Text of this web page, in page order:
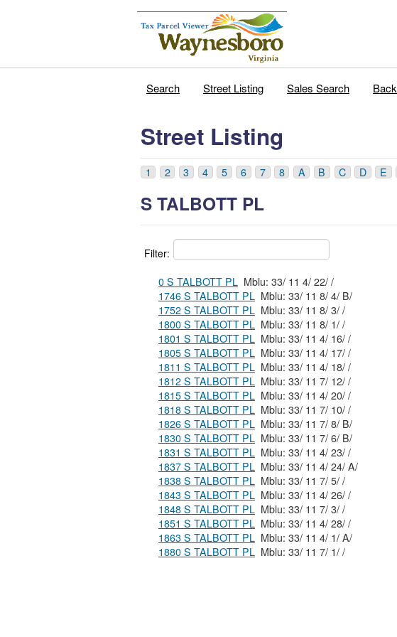
Search Street Listing Sales Search Back
Street Listing
1 2 3 4 5 6 7 8 A B C D E
S TALBOTT PL
Filter:
0 S TALBOTT PL
Mblu: 33/ 11 4/ 22/ /
1746 S TALBOTT PL
Mblu: 33/ 11 8/ 4/ B/
1752 S TALBOTT PL
Mblu: 33/ 11 8/ 3/ /
1800 S TALBOTT PL
Mblu: 33/ 11 8/ 1/ /
1801 S TALBOTT PL
Mblu: 33/ 11 4/ 16/ /
1805 S TALBOTT PL
Mblu: 33/ 11 4/ 17/ /
1811 S TALBOTT PL
Mblu: 33/ 11 4/ 18/ /
1812 S TALBOTT PL
Mblu: 33/ 11 7/ 12/ /
1815 S TALBOTT PL
Mblu: 33/ 11 4/ 20/ /
1818 S TALBOTT PL
Mblu: 33/ 11 7/ 10/ /
1826 S TALBOTT PL
Mblu: 33/ 11 7/ 8/ B/
1830 S TALBOTT PL
Mblu: 33/ 11 7/ 6/ B/
1831 S TALBOTT PL
Mblu: 33/ 11 4/ 23/ /
1837 S TALBOTT PL
Mblu: 33/ 11 4/ 24/ A/
1838 S TALBOTT PL
Mblu: 33/ 11 7/ 5/ /
1843 S TALBOTT PL
Mblu: 33/ 11 4/ 26/ /
1848 S TALBOTT PL
Mblu: 33/ 11 7/ 3/ /
1851 S TALBOTT PL
Mblu: 33/ 11 4/ 28/ /
1863 S TALBOTT PL
Mblu: 33/ 11 4/ 1/ A/
1880 S TALBOTT PL
Mblu: 33/ 11 7/ 1/ /